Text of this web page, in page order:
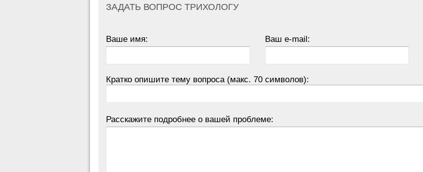
ЗАДАТЬ ВОПРОС ТРИХОЛОГУ
Ваше имя: Ваш e-mail:
Кратко опишите тему вопроса (макс. 70 символов):
Расскажите подробнее о вашей проблеме: